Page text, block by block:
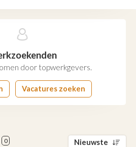
door topwerkgevers.
Vacatures zoeken
0 Nieuwste